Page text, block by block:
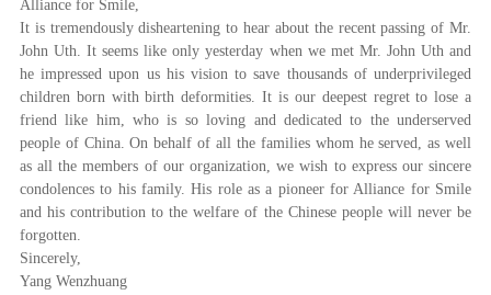
Alliance for Smile,
It is tremendously disheartening to hear about the recent passing of Mr.
John Uth. It seems like only yesterday when we met Mr. John Uth and
he impressed upon us his vision to save thousands of underprivileged
children born with birth deformities. It is our deepest regret to lose a
friend like him, who is so loving and dedicated to the underserved
people of China. On behalf of all the families whom he served, as well
as all the members of our organization, we wish to express our sincere
condolences to his family. His role as a pioneer for Alliance for Smile
and his contribution to the welfare of the Chinese people will never be
forgotten.
Sincerely,
Yang Wenzhuang